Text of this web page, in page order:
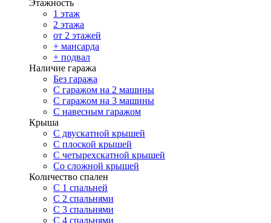
Этажность
1 этаж
2 этажа
от 2 этажей
+ мансарда
+ подвал
Наличие гаража
Без гаража
С гаражом на 2 машины
С гаражом на 3 машины
С навесным гаражом
Крыша
С двускатной крышей
С плоской крышей
С четырехскатной крышей
Со сложной крышей
Количество спален
С 1 спальней
С 2 спальнями
С 3 спальнями
С 4 спальнями